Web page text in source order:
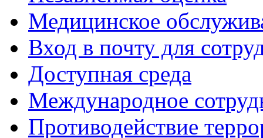
Медицинское
Вход в почту для
Доступная среда
Международное
Противодействие